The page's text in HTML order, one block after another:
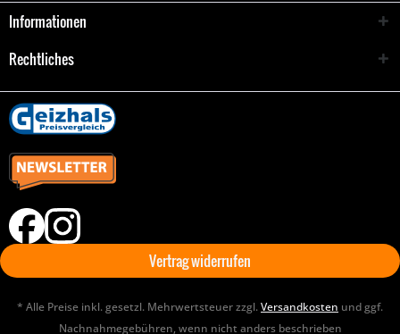
Informationen
Rechtliches
Vertrag widerrufen
* Alle Preise inkl. gesetzl. Mehrwertsteuer zzgl.Versandkosten und ggf.
Nachnahmegebühren, wenn nicht anders beschrieben